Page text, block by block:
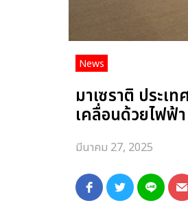
News
มาเซราติ ประเ
เคลื่อนด้วยไฟฟ้
มีนาคม 27, 2025